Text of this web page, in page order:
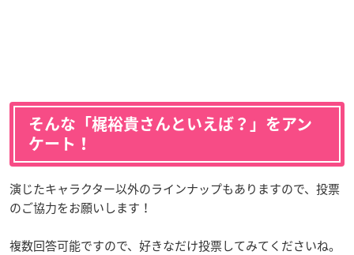
そんな「梶裕貴さんといえば？」をアン
ケート！
演じたキャラクター以外のラインナップもありますので、投票
のご協力をお願いします！
複数回答可能ですので、好きなだけ投票してみてくださいね。